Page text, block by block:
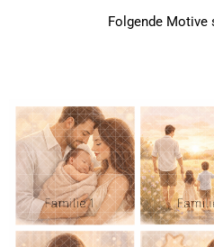
Folgende Motive